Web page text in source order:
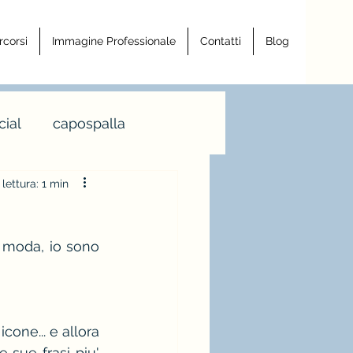
Immagine Professionale Contatti Blog
capospalla
armocromia
righe
1 min
io sono
e allora